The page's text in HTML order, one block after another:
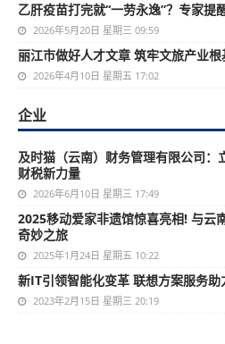
乙肝疫苗打完就“一劳永逸”？专家提
2026年5月20日 星期三 09:59
丽江市做好人才文章 筑牢文旅产业根
2026年4月10日 星期五 17:02
企业
及时猫（云南）财务管理有限公司：
财税新力量
2026年6月10日 星期三 17:49
2025移动爱家非遗馆惊喜亮相! 与云
奇妙之旅
2025年1月24日 星期五 10:22
新IT引领智能化变革 联想方案服务
2023年2月15日 星期三 20:19